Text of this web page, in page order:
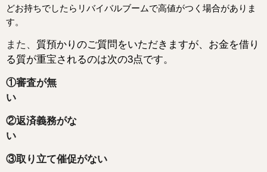
どお持ちでしたらリバイバルブームで高値がつく場合がありま
す。
また、 質預かりのご質問をいただきますが、お金を借り
る質が重宝されるのは次の3点です。
①審査が無
②返済義務がな
③取り立て催促がない